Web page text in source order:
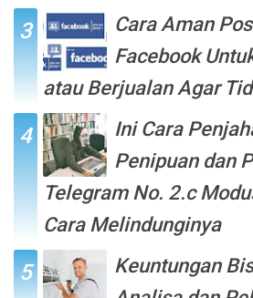
Cara Aman
Facebook
atau Berjualan Agar
Ini Cara
Penipuan dan
Telegram No. 2.c
Cara Melindunginya
Keuntungan